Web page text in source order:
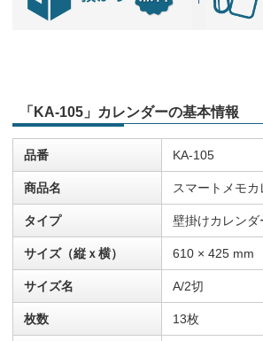
「KA-105」カレンダーの基本情報
品番 KA-105
商品名 スマートメモカ
タイプ 壁掛けカレンダ
サイズ（縦ｘ横） 610 × 425 mm
サイズ名 A/2切
枚数 13枚